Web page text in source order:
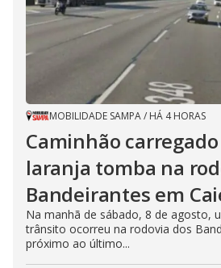
MOBILIDADE SAMPA/ HÁ 4 HORAS
Caminhão
laranja tomba na
Bandeirantes em
Na manhã de sábado, 8 de agosto,
trânsito ocorreu na rodovia dos
próximo ao último...